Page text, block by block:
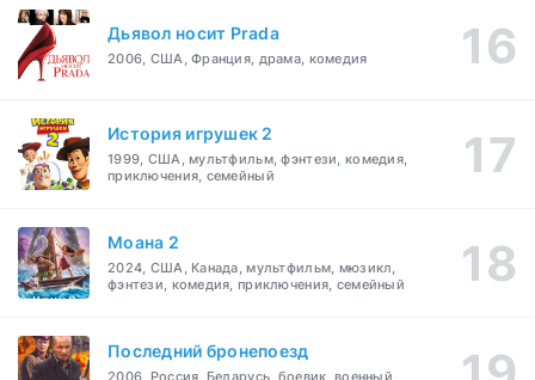
Дьявол носит Prada
2006, США, Франция, драма, комедия
История игрушек 2
1999, США, мультфильм, фэнтези, комедия,
приключения, семейный
Моана 2
2024, США, Канада, мультфильм, мюзикл,
фэнтези, комедия, приключения, семейный
Последний бронепоезд